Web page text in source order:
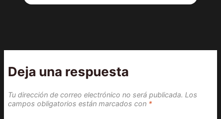
Deja una respuesta
Tu dirección de correo electrónico no será publicada. Los
campos obligatorios están marcados con *